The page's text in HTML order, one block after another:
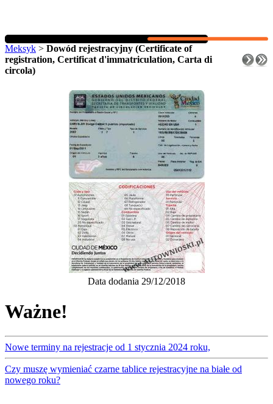
Meksyk > Dowód rejestracyjny (Certificate of
registration, Certificat d'immatriculation, Carta di
circola)
Data dodania 29/12/2018
Ważne!
Nowe terminy na rejestracje od 1 stycznia 2024 roku,
Czy muszę wymieniać czarne tablice rejestracyjne na białe od
nowego roku?